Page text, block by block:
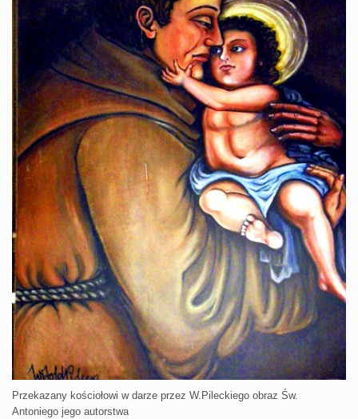
Przekazany kościołowi w darze przez W.Pileckiego obraz Św.
Antoniego jego autorstwa